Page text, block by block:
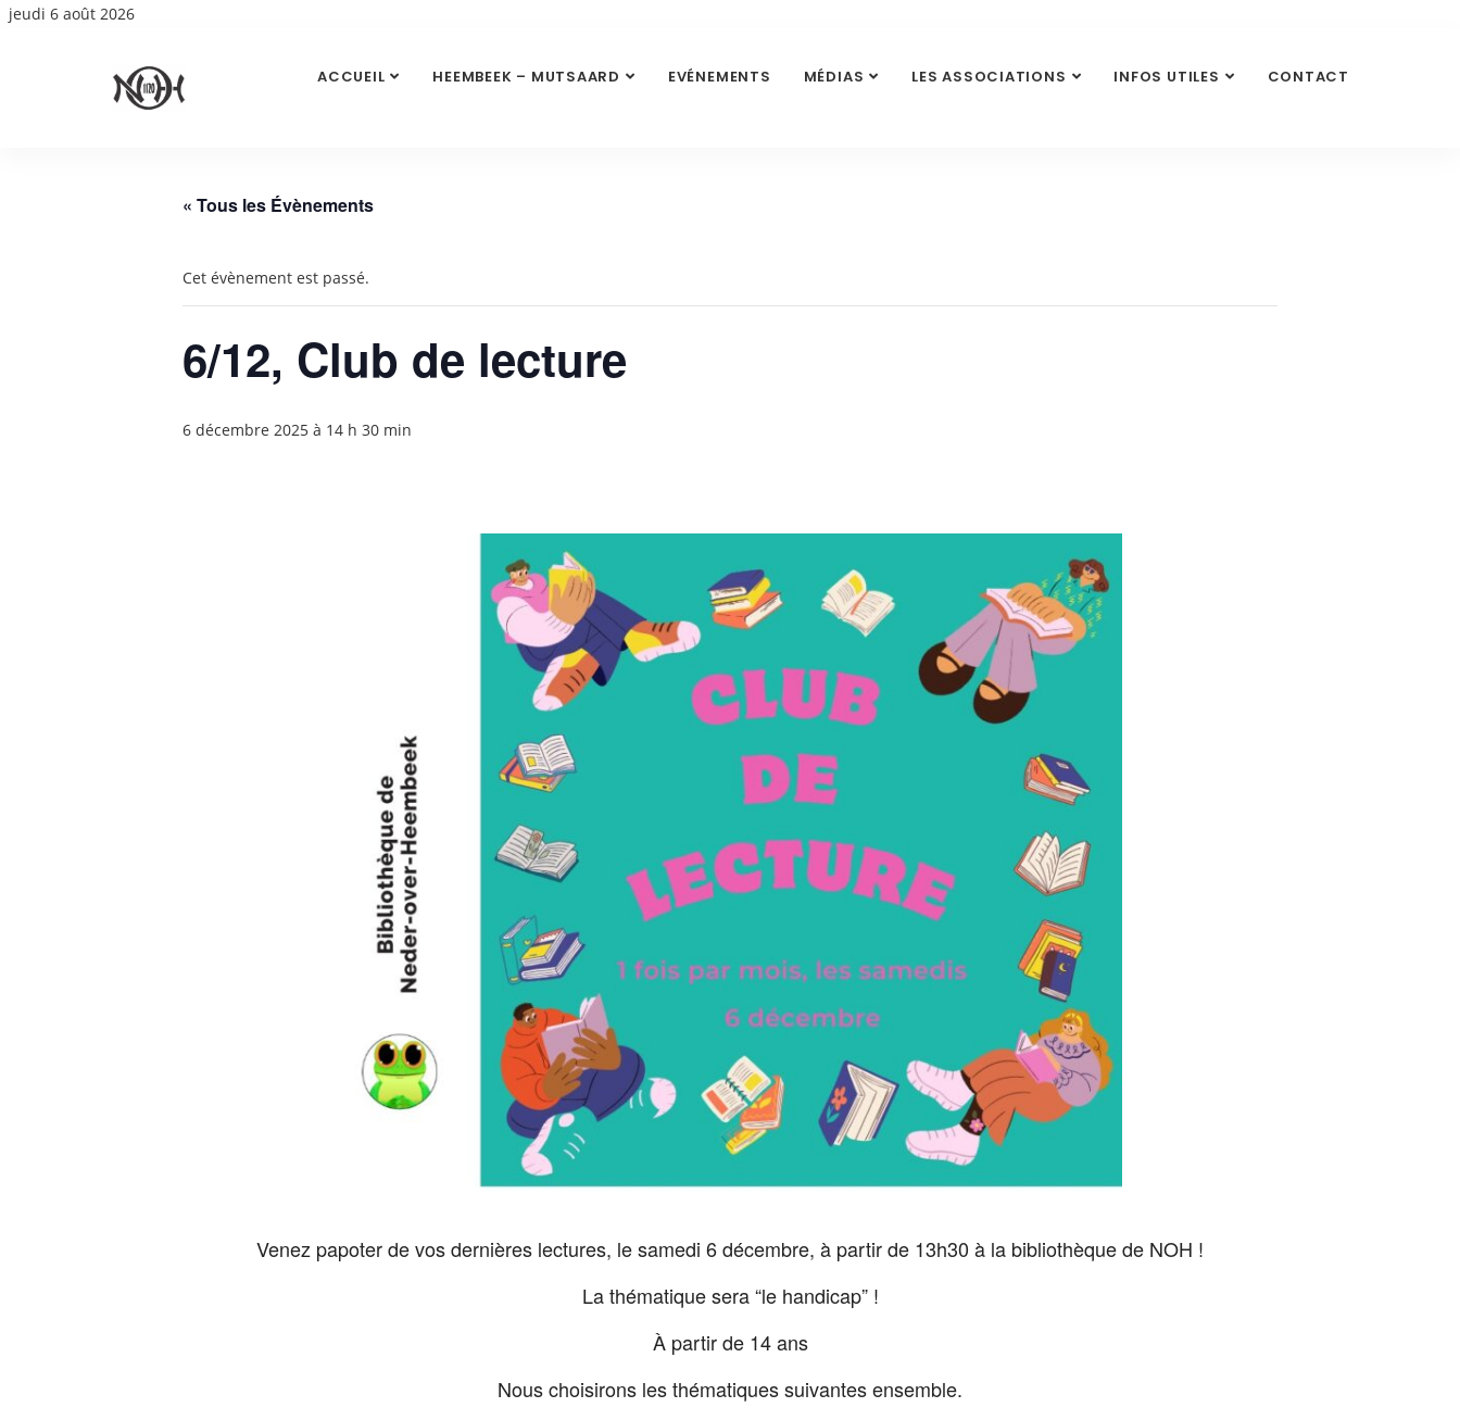
jeudi 6 août 2026
ACCUEIL HEEMBEEK – MUTSAARD EVÉNEMENTS MÉDIAS LES ASSOCIATIONS INFOS UTILES CONTACT
« Tous les Évènements
Cet évènement est passé.
6/12, Club de lecture
6 décembre 2025 à 14 h 30 min
Venez papoter de vos dernières lectures, le samedi 6 décembre, à partir de 13h30 à la bibliothèque de NOH !
La thématique sera “le handicap” !
À partir de 14 ans
Nous choisirons les thématiques suivantes ensemble.